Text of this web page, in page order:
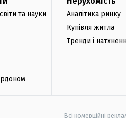
та науки
Аналітика ринку
Купівля житла
Тренди і
Всі комерційні